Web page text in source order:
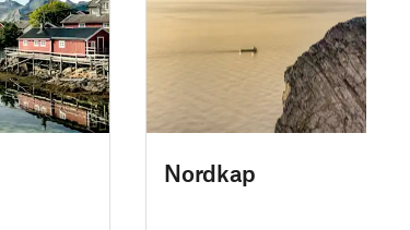
Nordkap